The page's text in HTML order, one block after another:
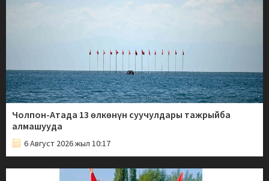
Чолпон-Атада 13 өлкөнүн суучулдары тажрыйба
алмашууда
6 Август 2026 жыл 10:17